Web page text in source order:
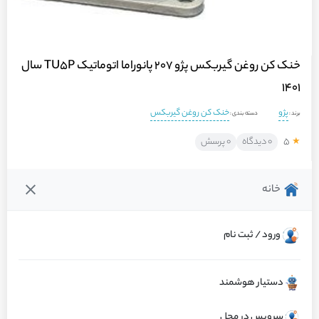
خانه
ورود / ثبت نام
دستیار هوشمند
خنک کن روغن گیربکس پژو 207 پانوراما اتوماتیک TU5P سال
1401
برند :پژو دسته بندی :خنک کن روغن گیربکس
★ ۵ ۰ دیدگاه ۰ پرسش
فروشنده :
عملکرد عالی